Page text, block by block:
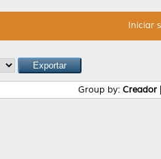
Iniciar
Group by: Creador